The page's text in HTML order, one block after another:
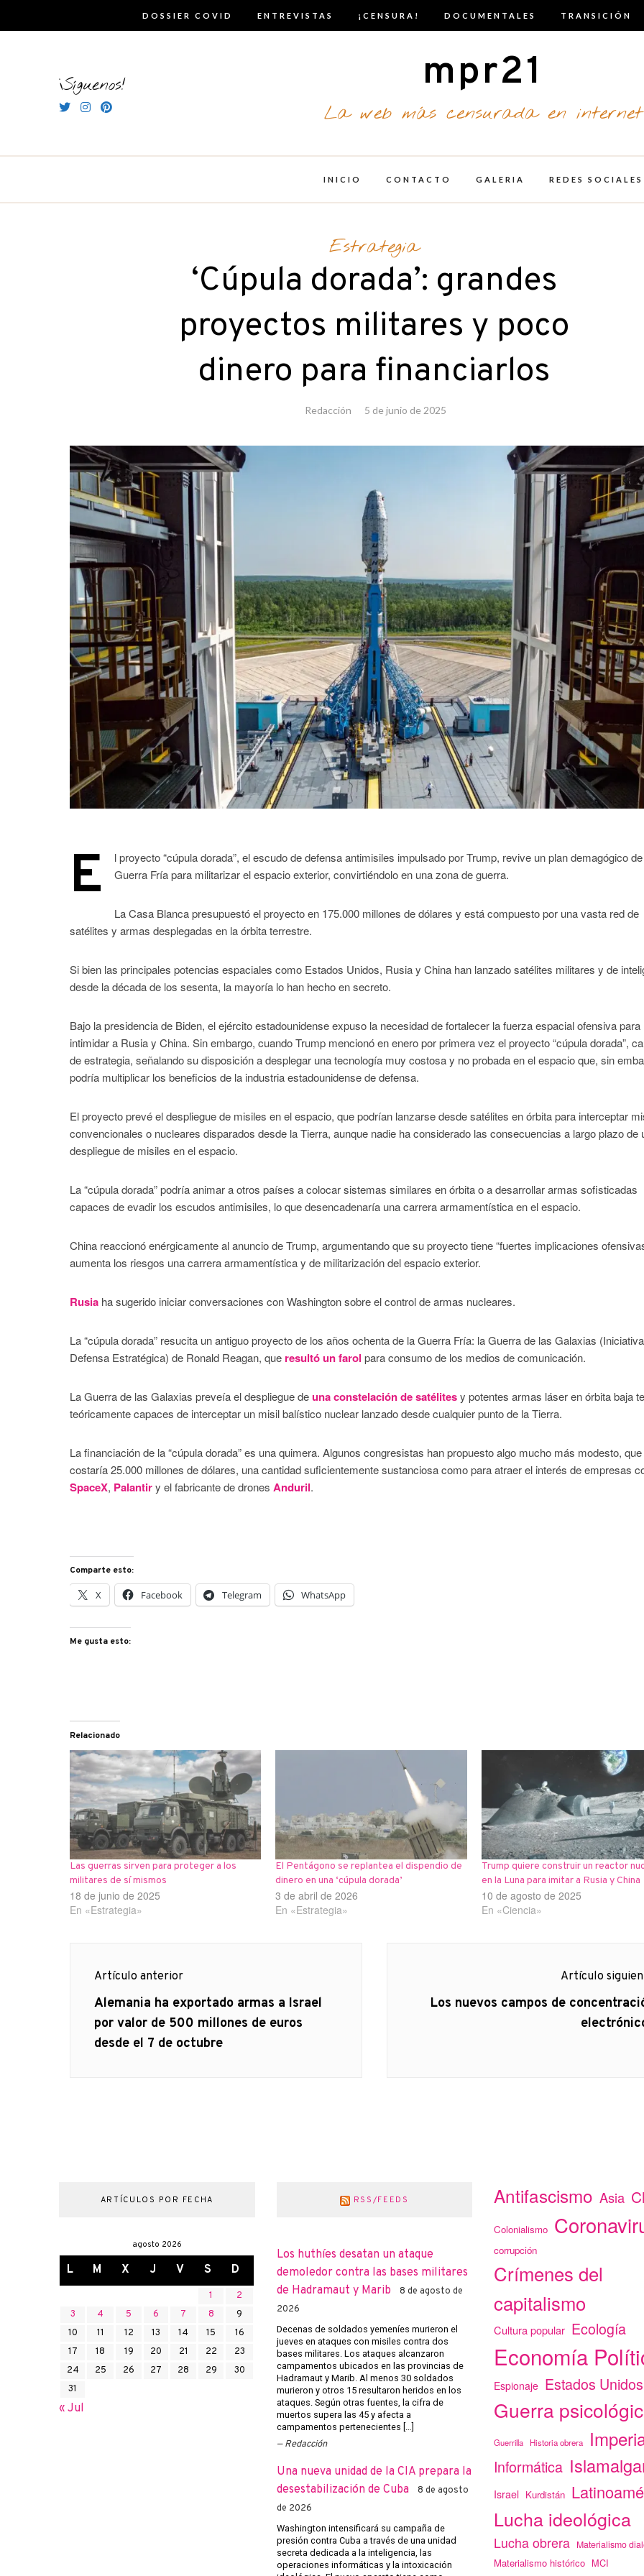
DOSSIER COVID ENTREVISTAS ¡CENSURA! DOCUMENTALES TRANSICIÓN
¡Síguenos! mpr21
La web más censurada en internet
INICIO CONTACTO GALERIA REDES SOCIALES
Estrategia
‘Cúpula dorada’: grandes
proyectos militares y poco
dinero para financiarlos
Redacción 5 de junio de 2025
E
l proyecto “cúpula dorada”, el escudo de defensa antimisiles impulsado por Trump, revive un plan demagógico
Guerra Fría para militarizar el espacio exterior, convirtiéndolo en una zona de guerra.
La Casa Blanca presupuestó el proyecto en 175.000 millones de dólares y está compuesto por una vasta red de
satélites y armas desplegadas en la órbita terrestre.
Si bien las principales potencias espaciales como Estados Unidos, Rusia y China han lanzado satélites militares y de
desde la década de los sesenta, la mayoría lo han hecho en secreto.
Bajo la presidencia de Biden, el ejército estadounidense expuso la necesidad de fortalecer la fuerza espacial ofensiva para
intimidar a Rusia y China. Sin embargo, cuando Trump mencionó en enero por primera vez el proyecto “cúpula dorada”,
de estrategia, señalando su disposición a desplegar una tecnología muy costosa y no probada en el espacio que, sin
podría multiplicar los beneficios de la industria estadounidense de defensa.
El proyecto prevé el despliegue de misiles en el espacio, que podrían lanzarse desde satélites en órbita para interceptar
convencionales o nucleares disparados desde la Tierra, aunque nadie ha considerado las consecuencias a largo plazo de
despliegue de misiles en el espacio.
La “cúpula dorada” podría animar a otros países a colocar sistemas similares en órbita o a desarrollar armas sofisticadas
capaces de evadir los escudos antimisiles, lo que desencadenaría una carrera armamentística en el espacio.
China reaccionó enérgicamente al anuncio de Trump, argumentando que su proyecto tiene “fuertes implicaciones
aumenta los riesgos una carrera armamentística y de militarización del espacio exterior.
Rusia ha sugerido iniciar conversaciones con Washington sobre el control de armas nucleares.
La “cúpula dorada” resucita un antiguo proyecto de los años ochenta de la Guerra Fría: la Guerra de las Galaxias
Defensa Estratégica) de Ronald Reagan, que resultó un farol para consumo de los medios de comunicación.
La Guerra de las Galaxias preveía el despliegue deuna constelación de satélitesy potentes armas láser en órbita baja
teóricamente capaces de interceptar un misil balístico nuclear lanzado desde cualquier punto de la Tierra.
La financiación de la “cúpula dorada” es una quimera. Algunos congresistas han propuesto algo mucho más modesto, que
costaría 25.000 millones de dólares, una cantidad suficientemente sustanciosa como para atraer el interés de empresas
SpaceX, Palantiry el fabricante de dronesAnduril.
Comparte esto:
X Facebook Telegram WhatsApp
Me gusta esto:
Relacionado
Las guerras sirven para proteger a los
militares de sí mismos
18 de junio de 2025
En «Estrategia»
El Pentágono se replantea el dispendio de
dinero en una ‘cúpula dorada’
3 de abril de 2026
En «Estrategia»
Trump quiere construir un reactor
en la Luna para imitar a Rusia y China
10 de agosto de 2025
En «Ciencia»
Navegación
de
entradas
Artículo anterior
Artículo
anterior
Alemania ha exportado armas a Israel
por valor de 500 millones de euros
desde el 7 de octubre
Artículo
Artículo
Los nuevos campos de
ARTÍCULOS POR FECHA
agosto 2026
L M X J V S D
1
2
3
4 5 6 7 8
9
10
11 12 13 14 15
16
17
18 19 20 21 22
23
24
25 26 27 28 29
30
31
« Jul
RSS/FEEDS
Los huthíes desatan un ataque
demoledor contra las bases militares
de Hadramaut y Marib
8 de agosto de
2026
Decenas de soldados yemeníes murieron el
jueves en ataques con misiles contra dos
bases militares. Los ataques alcanzaron
campamentos ubicados en las provincias de
Hadramaut y Marib. Al menos 30 soldados
murieron y otros 15 resultaron heridos en los
ataques. Según otras fuentes, la cifra de
muertos supera las 45 y afecta a
campamentos pertenecientes […]
Redacción
Una nueva unidad de la CIA prepara la
desestabilización de Cuba
8 de agosto
de 2026
Washington intensificará su campaña de
presión contra Cuba a través de una unidad
secreta dedicada a la inteligencia, las
operaciones informáticas y la intoxicación
Antifascismo Asia
Colonialismo
corrupción
Crímenes del
capitalismo
Cultura popular Ecología
Economía
Espionaje Estados Unidos
Guerra
Guerrilla Historia obrera
Informática
Israel Kurdistán
Lucha ideológica
Lucha obrera Materialismo
Materialismo histórico MCI